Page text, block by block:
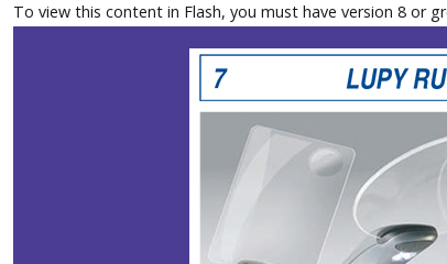
To view this content in Flash, you must have version 8 or